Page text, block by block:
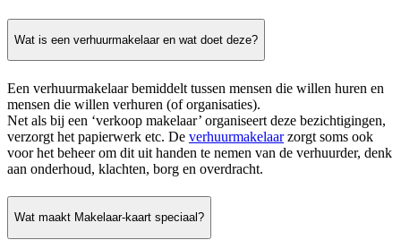
Wat is een verhuurmakelaar en wat doet deze?
Een verhuurmakelaar bemiddelt tussen mensen die willen huren en
mensen die willen verhuren (of organisaties).
Net als bij een ‘verkoop makelaar’ organiseert deze bezichtigingen,
verzorgt het papierwerk etc. De verhuurmakelaarzorgt soms ook
voor het beheer om dit uit handen te nemen van de verhuurder, denk
aan onderhoud, klachten, borg en overdracht.
Wat maakt Makelaar-kaart speciaal?